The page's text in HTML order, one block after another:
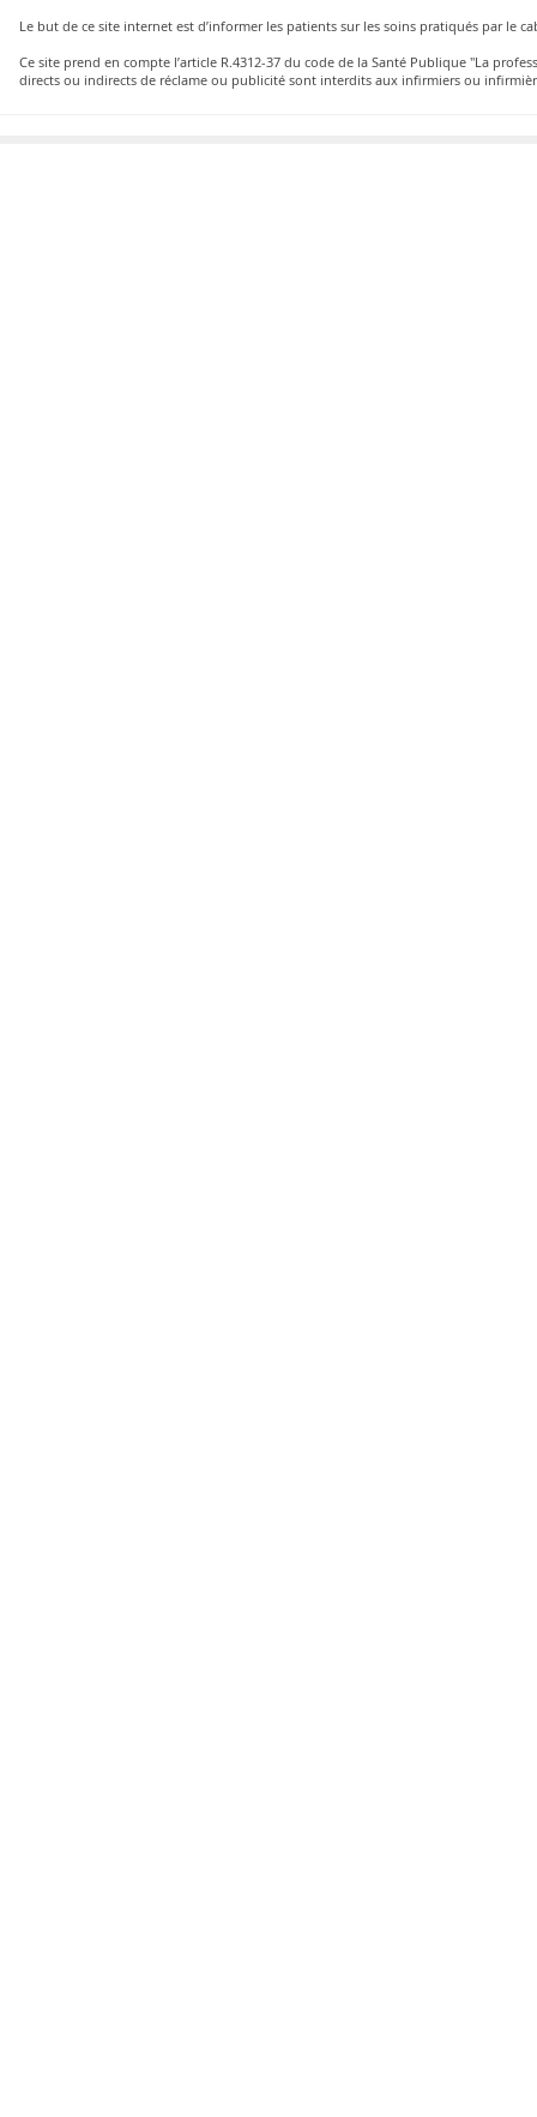
Le but de ce site internet est d’informer les patients sur les soins pratiqués par le
Ce site prend en compte l’article R.4312-37 du code de la Santé Publique "La
directs ou indirects de réclame ou publicité sont interdits aux infirmiers ou